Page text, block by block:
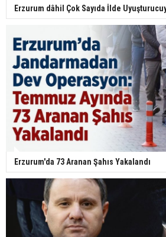
Erzurum dâhil Çok Sayıda İlde
Erzurum'da 73 Aranan Şahıs Yakalandı